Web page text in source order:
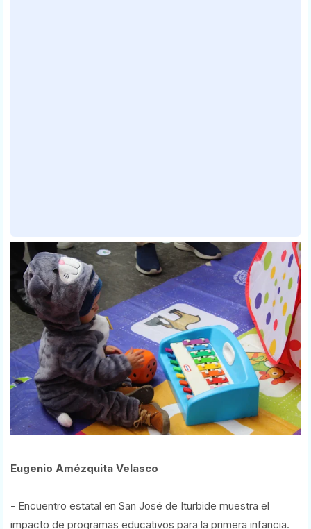
Eugenio Amézquita Velasco
- Encuentro estatal en San José de Iturbide muestra el
impacto de programas educativos para la primera infancia.